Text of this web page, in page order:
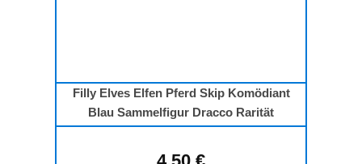
Filly Elves Elfen Pferd Skip Komödiant
Blau Sammelfigur Dracco Rarität
Regulärer Preis: